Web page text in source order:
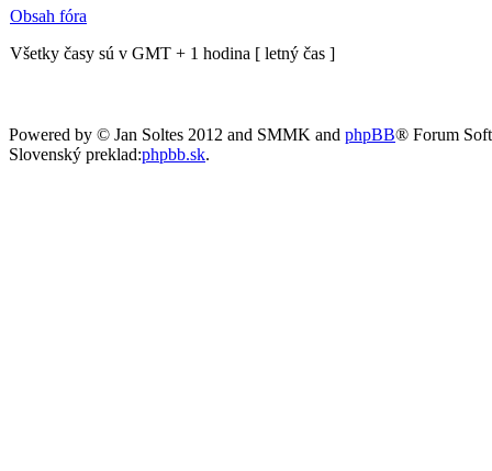
Obsah fóra
Všetky časy sú v GMT + 1 hodina [ letný čas ]
Powered by © Jan Soltes 2012 and SMMK and phpBB® Forum
Slovenský preklad:phpbb.sk.